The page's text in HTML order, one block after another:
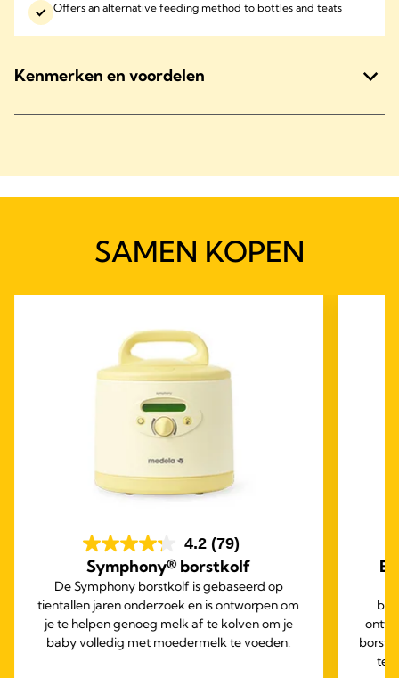
Offers an alternative feeding method to bottles and teats
Kenmerken en voordelen
SAMEN KOPEN
4.2 (79)
Symphony® borstkolf
De Symphony borstkolf is gebaseerd op
tientallen jaren onderzoek en is ontworpen om
je te helpen genoeg melk af te kolven om je
baby volledig met moedermelk te voeden.
te